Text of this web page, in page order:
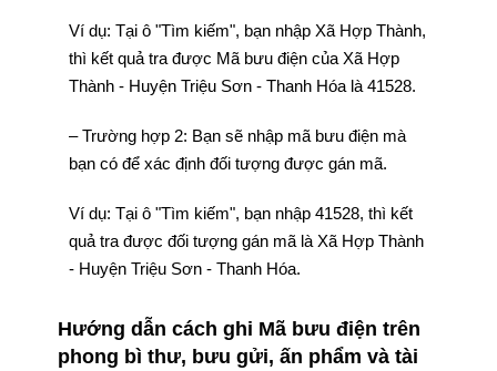
Ví dụ: Tại ô "Tìm kiếm", bạn nhập Xã Hợp Thành,
thì kết quả tra được Mã bưu điện của Xã Hợp
Thành - Huyện Triệu Sơn - Thanh Hóa là 41528.
– Trường hợp 2: Bạn sẽ nhập mã bưu điện mà
bạn có để xác định đối tượng được gán mã.
Ví dụ: Tại ô "Tìm kiếm", bạn nhập 41528, thì kết
quả tra được đối tượng gán mã là Xã Hợp Thành
- Huyện Triệu Sơn - Thanh Hóa.
Hướng dẫn cách ghi Mã bưu điện trên
phong bì thư, bưu gửi, ấn phẩm và tài